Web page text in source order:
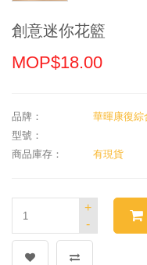
創意迷你花籃
MOP$18.00
品牌：
華暉康復綜
型號：
商品庫存：
有現貨
-
+